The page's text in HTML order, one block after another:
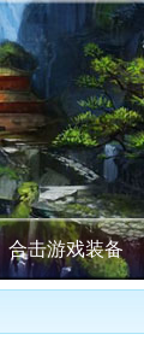
合击游戏装备